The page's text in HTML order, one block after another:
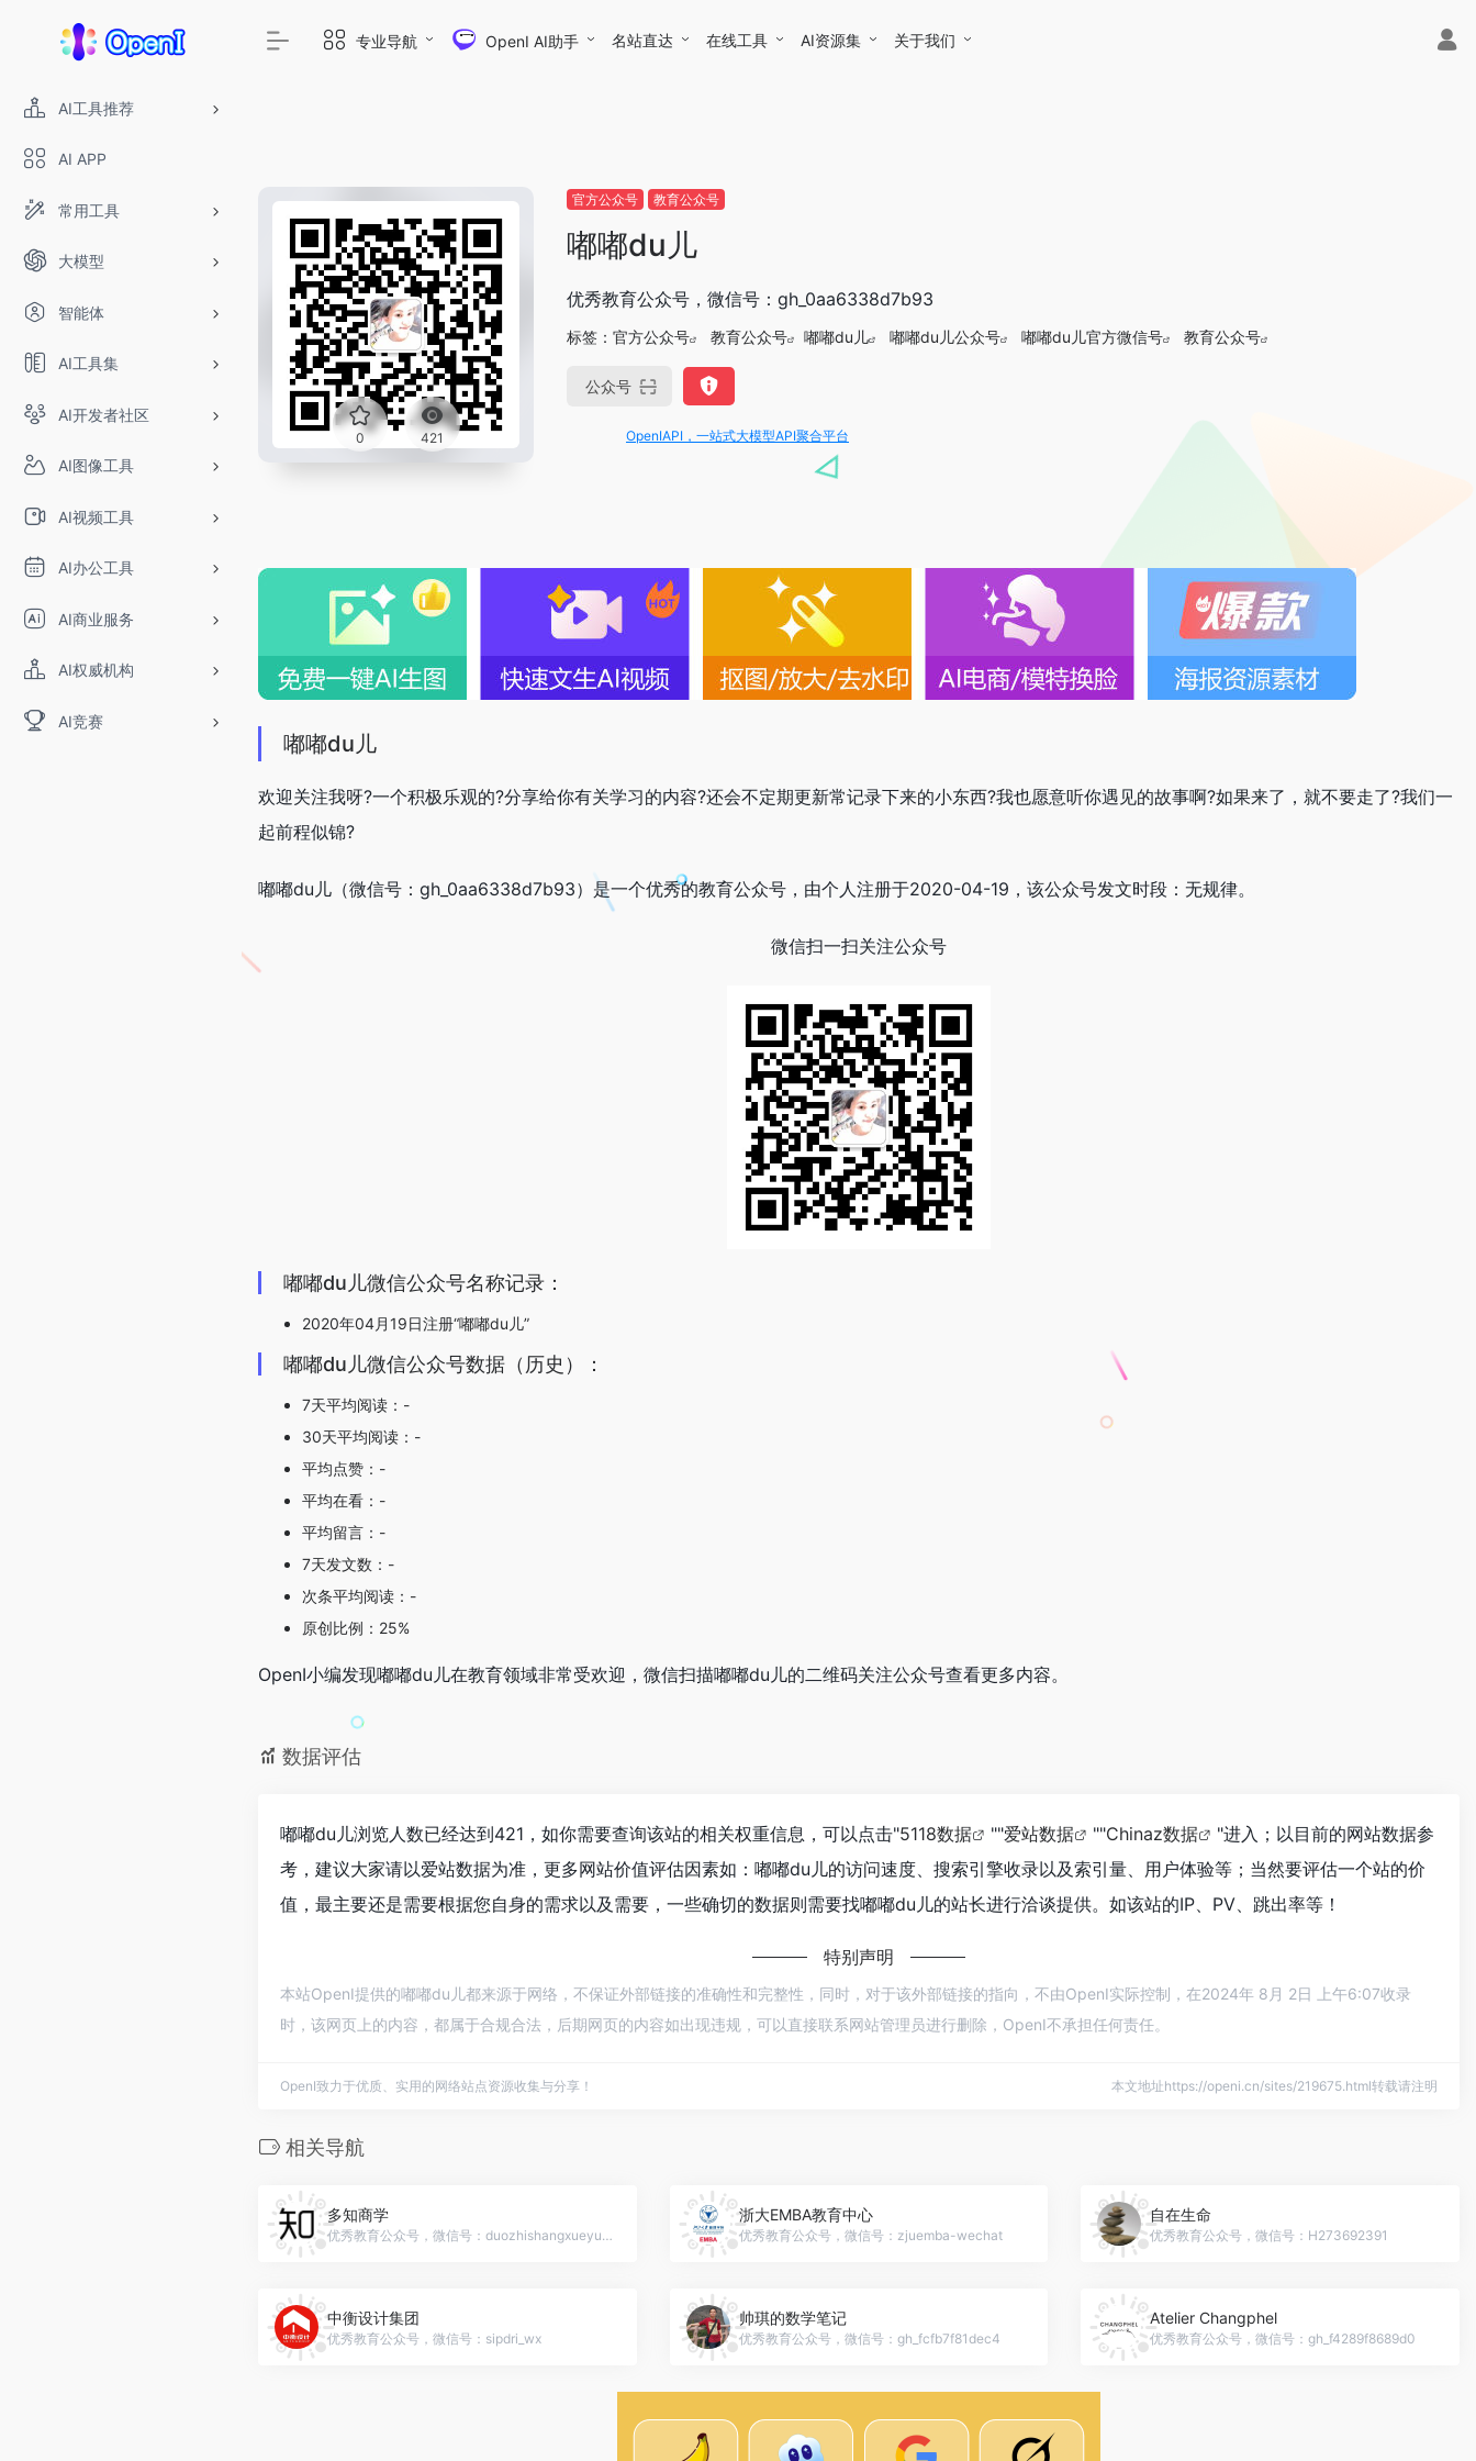
AI工具推荐
AI APP
常用工具
大模型
智能体
AI工具集
AI开发者社区
AI图像工具
AI视频工具
AI办公工具
AI商业服务
AI权威机构
AI竞赛
专业导航 OpenI AI助手 名站直达 在线工具 AI资源集 关于我们
0 421
官方公众号 教育公众号
嘟嘟du儿
优秀教育公众号，微信号：gh_0aa6338d7b93
标签： 官方公众号 教育公众号 嘟嘟du儿 嘟嘟du儿公众号 嘟嘟du儿官方微信号 教育公众号
公众号
OpenIAPI，一站式大模型API聚合平台
嘟嘟du儿
欢迎关注我呀?一个积极乐观的?分享给你有关学习的内容?还会不定期更新常记录下来的小东西?我也愿意听你遇见的故事啊?如果来了，就不要走了?我们一
起前程似锦?
嘟嘟du儿（微信号：gh_0aa6338d7b93）是一个优秀的教育公众号，由个人注册于2020-04-19，该公众号发文时段：无规律。
微信扫一扫关注公众号
嘟嘟du儿微信公众号名称记录：
2020年04月19日注册“嘟嘟du儿”
嘟嘟du儿微信公众号数据（历史）：
7天平均阅读：-
30天平均阅读：-
平均点赞：-
平均在看：-
平均留言：-
7天发文数：-
次条平均阅读：-
原创比例：25%
OpenI小编发现嘟嘟du儿在教育领域非常受欢迎，微信扫描嘟嘟du儿的二维码关注公众号查看更多内容。
数据评估
嘟嘟du儿浏览人数已经达到421，如你需要查询该站的相关权重信息，可以点击"5118数据 ""爱站数据 ""Chinaz数据
"进入；以目前的网站数据参
考，建议大家请以爱站数据为准，更多网站价值评估因素如：嘟嘟du儿的访问速度、搜索引擎收录以及索引量、用户体验等；当然要评估一个站的价
值，最主要还是需要根据您自身的需求以及需要，一些确切的数据则需要找嘟嘟du儿的站长进行洽谈提供。如该站的IP、PV、跳出率等！
特别声明
本站OpenI提供的嘟嘟du儿都来源于网络，不保证外部链接的准确性和完整性，同时，对于该外部链接的指向，不由OpenI实际控制，在2024年 8月 2日 上午6:07收录
时，该网页上的内容，都属于合规合法，后期网页的内容如出现违规，可以直接联系网站管理员进行删除，OpenI不承担任何责任。
OpenI致力于优质、实用的网络站点资源收集与分享！ 本文地址https://openi.cn/sites/219675.html转载请注明
相关导航
多知商学
优秀教育公众号，微信号：duozhishangxueyuan
浙大EMBA教育中心
优秀教育公众号，微信号：zjuemba-wechat
自在生命
优秀教育公众号，微信号：H273692391
中衡设计集团
优秀教育公众号，微信号：sipdri_wx
帅琪的数学笔记
优秀教育公众号，微信号：gh_fcfb7f81dec4
Atelier Changphel
优秀教育公众号，微信号：gh_f4289f8689d0